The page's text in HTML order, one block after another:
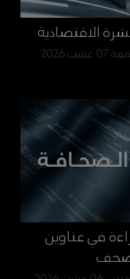
الاقتصادية
غشت 2026
في عناوين